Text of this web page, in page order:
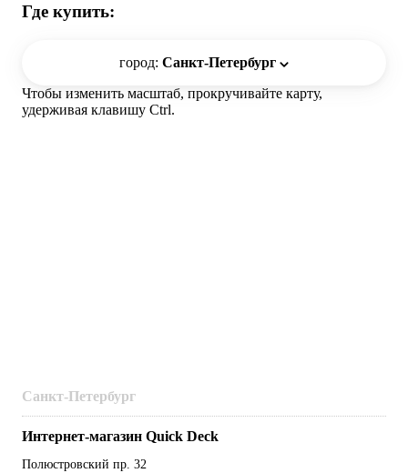
Где купить:
город: Санкт-Петербург
Чтобы изменить масштаб, прокручивайте карту,
удерживая клавишу Ctrl.
Санкт-Петербург
Интернет-магазин Quick Deck
Полюстровский пр. 32